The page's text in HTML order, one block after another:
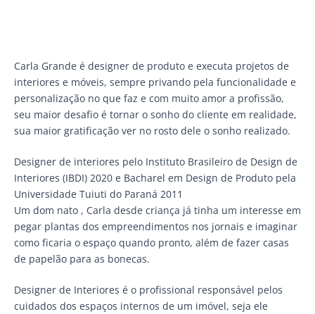
Carla Grande é designer de produto e executa projetos de
interiores e móveis, sempre privando pela funcionalidade e
personalização no que faz e com muito amor a profissão,
seu maior desafio é tornar o sonho do cliente em realidade,
sua maior gratificação ver no rosto dele o sonho realizado.
Designer de interiores pelo Instituto Brasileiro de Design de
Interiores (IBDI) 2020 e Bacharel em Design de Produto pela
Universidade Tuiuti do Paraná 2011
Um dom nato , Carla desde criança já tinha um interesse em
pegar plantas dos empreendimentos nos jornais e imaginar
como ficaria o espaço quando pronto, além de fazer casas
de papelão para as bonecas.
Designer de Interiores é o profissional responsável pelos
cuidados dos espaços internos de um imóvel, seja ele